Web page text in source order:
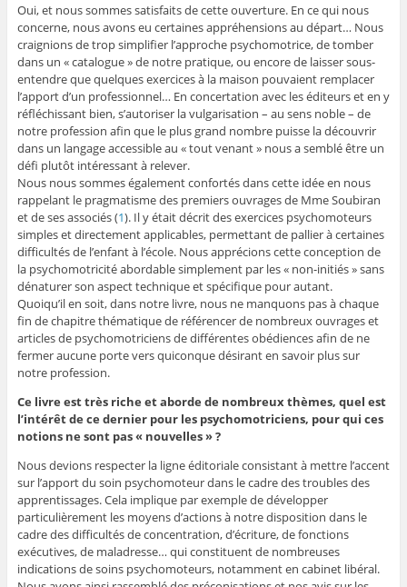
Oui, et nous sommes satisfaits de cette ouverture. En ce qui nous
concerne, nous avons eu certaines appréhensions au départ… Nous
craignions de trop simplifier l’approche psychomotrice, de tomber
dans un « catalogue » de notre pratique, ou encore de laisser sous-
entendre que quelques exercices à la maison pouvaient remplacer
l’apport d’un professionnel… En concertation avec les éditeurs et en y
réfléchissant bien, s’autoriser la vulgarisation – au sens noble – de
notre profession afin que le plus grand nombre puisse la découvrir
dans un langage accessible au « tout venant » nous a semblé être un
défi plutôt intéressant à relever.
Nous nous sommes également confortés dans cette idée en nous
rappelant le pragmatisme des premiers ouvrages de Mme Soubiran
et de ses associés (1). Il y était décrit des exercices psychomoteurs
simples et directement applicables, permettant de pallier à certaines
difficultés de l’enfant à l’école. Nous apprécions cette conception de
la psychomotricité abordable simplement par les « non-initiés » sans
dénaturer son aspect technique et spécifique pour autant.
Quoiqu’il en soit, dans notre livre, nous ne manquons pas à chaque
fin de chapitre thématique de référencer de nombreux ouvrages et
articles de psychomotriciens de différentes obédiences afin de ne
fermer aucune porte vers quiconque désirant en savoir plus sur
notre profession.
Ce livre est très riche et aborde de nombreux thèmes, quel est
l’intérêt de ce dernier pour les psychomotriciens, pour qui ces
notions ne sont pas « nouvelles » ?
Nous devions respecter la ligne éditoriale consistant à mettre l’accent
sur l’apport du soin psychomoteur dans le cadre des troubles des
apprentissages. Cela implique par exemple de développer
particulièrement les moyens d’actions à notre disposition dans le
cadre des difficultés de concentration, d’écriture, de fonctions
exécutives, de maladresse… qui constituent de nombreuses
indications de soins psychomoteurs, notamment en cabinet libéral.